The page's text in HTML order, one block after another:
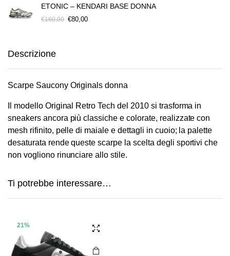
originale
era:
attuale
è:
ETONIC – KENDARI BASE DONNA
€160,00 Il
€80,00Il
Descrizione
Scarpe Saucony Originals donna
Il modello Original Retro Tech del 2010 si trasforma in
sneakers ancora più classiche e colorate, realizzate con
mesh rifinito, pelle di maiale e dettagli in cuoio; la palette
desaturata rende queste scarpe la scelta degli sportivi che
non vogliono rinunciare allo stile.
Ti potrebbe interessare…
21%
Questo
varianti.
Le
possono
scelte